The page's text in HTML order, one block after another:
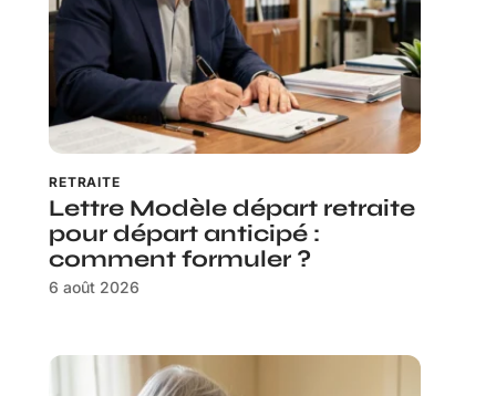
RETRAITE
Lettre Modèle départ retraite
pour départ anticipé :
comment formuler ?
6 août 2026